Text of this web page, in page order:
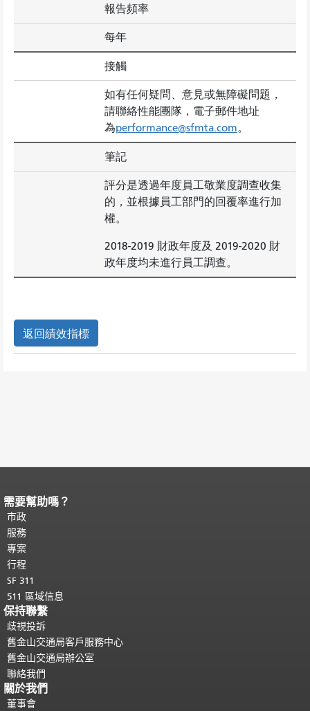
報告頻率
每年
接觸
如有任何疑問、意見或無障礙問題，
請聯絡性能團隊，電子郵件地址
為performance@sfmta.com。
筆記
評分是透過年度員工敬業度調查收集
的，並根據員工部門的回覆率進行加
權。
2018-2019 財政年度及 2019-2020 財
政年度均未進行員工調查。
返回績效指標
頁面內容結束。
都會重複顯示。
需要幫助嗎？
市政
服務
專案
行程
SF 311
511 區域信息
保持聯繫
歧視投訴
舊金山交通局客戶服務中心
舊金山交通局辦公室
聯絡我們
關於我們
董事會